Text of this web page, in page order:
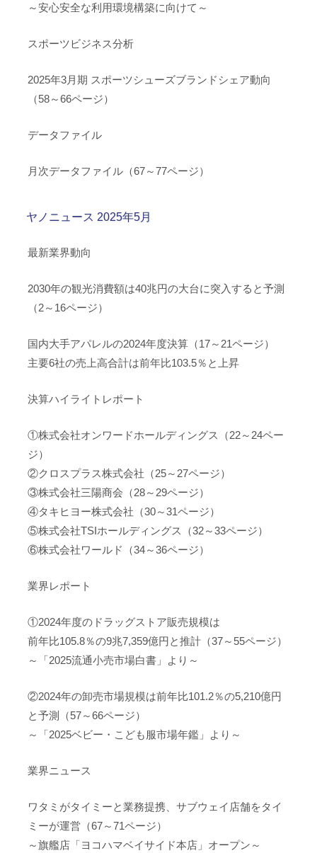
～安心安全な利用環境構築に向けて～
スポーツビジネス分析
2025年3月期 スポーツシューズブランドシェア動向
（58～66ページ）
データファイル
月次データファイル（67～77ページ）
ヤノニュース 2025年5月
最新業界動向
2030年の観光消費額は40兆円の大台に突入すると予測
（2～16ページ）
国内大手アパレルの2024年度決算（17～21ページ）
主要6社の売上高合計は前年比103.5％と上昇
決算ハイライトレポート
①株式会社オンワードホールディングス（22～24ペー
ジ）
②クロスプラス株式会社（25～27ページ）
③株式会社三陽商会（28～29ページ）
④タキヒヨー株式会社（30～31ページ）
⑤株式会社TSIホールディングス（32～33ページ）
⑥株式会社ワールド（34～36ページ）
業界レポート
①2024年度のドラッグストア販売規模は
前年比105.8％の9兆7,359億円と推計（37～55ページ）
～「2025流通小売市場白書」より～
②2024年の卸売市場規模は前年比101.2％の5,210億円
と予測（57～66ページ）
～「2025ベビー・こども服市場年鑑」より～
業界ニュース
ワタミがタイミーと業務提携、サブウェイ店舗をタイ
ミーが運営（67～71ページ）
～旗艦店「ヨコハマベイサイド本店」オープン～